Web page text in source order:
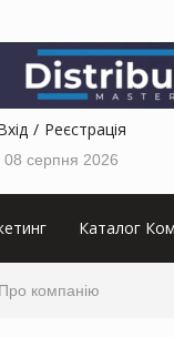
Реєстрація
08 серпня 2026
Каталог
Про компанію